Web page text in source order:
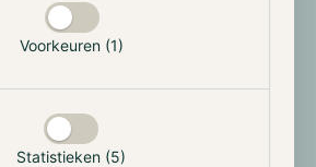
Voorkeuren (1)
Statistieken (5)